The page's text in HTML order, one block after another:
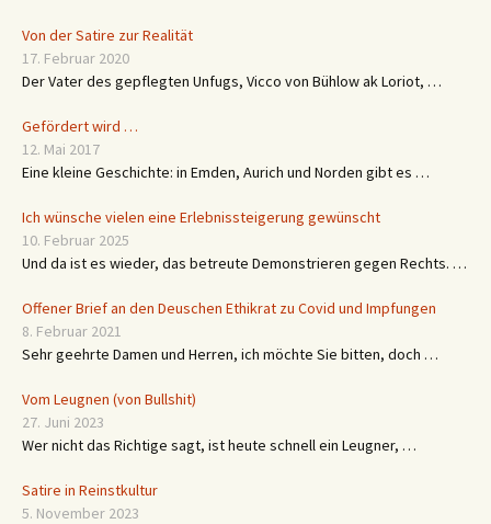
Von der Satire zur Realität
17. Februar 2020
Der Vater des gepflegten Unfugs, Vicco von Bühlow ak Loriot, …
Gefördert wird …
12. Mai 2017
Eine kleine Geschichte: in Emden, Aurich und Norden gibt es …
Ich wünsche vielen eine Erlebnissteigerung gewünscht
10. Februar 2025
Und da ist es wieder, das betreute Demonstrieren gegen Rechts. …
Offener Brief an den Deuschen Ethikrat zu Covid und Impfungen
8. Februar 2021
Sehr geehrte Damen und Herren, ich möchte Sie bitten, doch …
Vom Leugnen (von Bullshit)
27. Juni 2023
Wer nicht das Richtige sagt, ist heute schnell ein Leugner, …
Satire in Reinstkultur
5. November 2023